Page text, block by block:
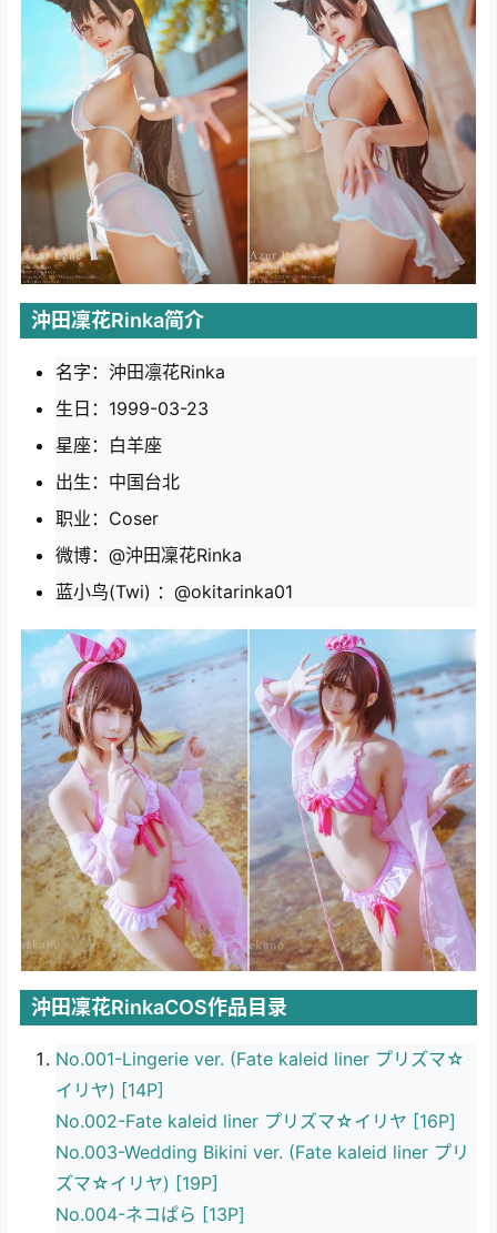
沖田凜花Rinka简介
名字：沖田凛花Rinka
生日：1999-03-23
星座：白羊座
出生：中国台北
职业：Coser
微博：@沖田凜花Rinka
蓝小鸟(Twi) ：@okitarinka01
沖田凜花RinkaCOS作品目录
No.001-Lingerie ver. (Fate kaleid liner プリズマ☆
イリヤ) [14P]
No.002-Fate kaleid liner プリズマ☆イリヤ [16P]
No.003-Wedding Bikini ver. (Fate kaleid liner プリ
ズマ☆イリヤ) [19P]
No.004-ネコぱら [13P]